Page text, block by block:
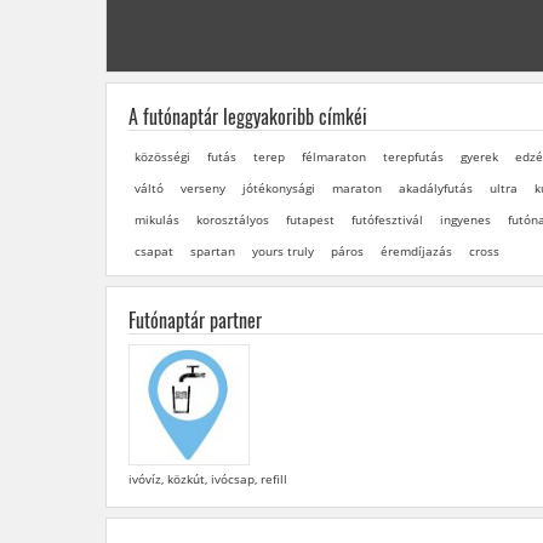
A futónaptár leggyakoribb címkéi
közösségi futás terep félmaraton terepfutás gyerek
váltó
verseny jótékonysági maraton akadályfutás ultra
mikulás
korosztályos futapest futófesztivál ingyenes
csapat
spartan yours truly páros éremdíjazás cross
Futónaptár partner
ivóvíz, közkút, ivócsap, refill